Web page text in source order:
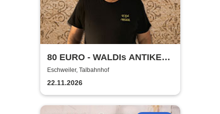
80 EURO - WALDIs ANTIKE
BINGOSHOW
Eschweiler, Talbahnhof
22.11.2026